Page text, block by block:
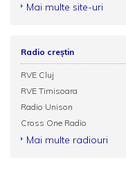
Mai multe site-uri
Radio creștin
RVE Cluj
RVE Timisoara
Radio Unison
Cross One Radio
Mai multe radiouri